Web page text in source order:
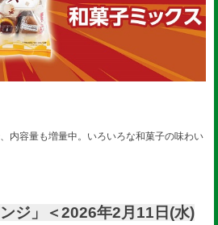
内容量も増量中。いろいろな和菓子の味わい
ジ」＜2026年2月11日(水)